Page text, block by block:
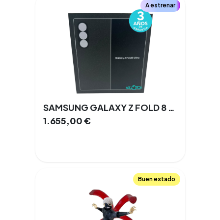
A estrenar
SAMSUNG GALAXY Z FOLD 8 ULTRA 8,0 '' 12 GB 512 GB Doble SIM 5G NFC
1.655,00€
Buen estado